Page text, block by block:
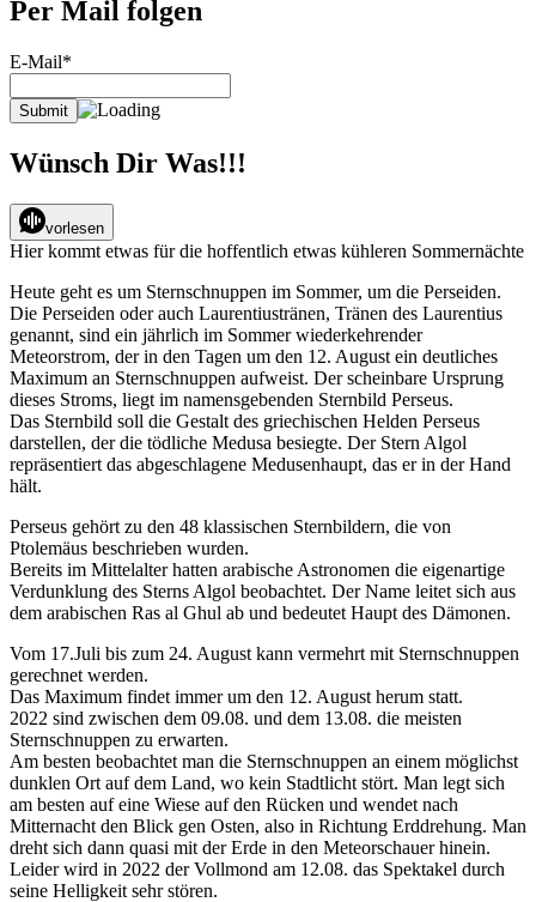
Per Mail folgen
E-Mail*
Wünsch Dir Was!!!
vorlesen
Hier kommt etwas für die hoffentlich etwas kühleren Sommernächte
Heute geht es um Sternschnuppen im Sommer, um die Perseiden.
Die Perseiden oder auch Laurentiustränen, Tränen des Laurentius
genannt, sind ein jährlich im Sommer wiederkehrender
Meteorstrom, der in den Tagen um den 12. August ein deutliches
Maximum an Sternschnuppen aufweist. Der scheinbare Ursprung
dieses Stroms, liegt im namensgebenden Sternbild Perseus.
Das Sternbild soll die Gestalt des griechischen Helden Perseus
darstellen, der die tödliche Medusa besiegte. Der Stern Algol
repräsentiert das abgeschlagene Medusenhaupt, das er in der Hand
hält.
Perseus gehört zu den 48 klassischen Sternbildern, die von
Ptolemäus beschrieben wurden.
Bereits im Mittelalter hatten arabische Astronomen die eigenartige
Verdunklung des Sterns Algol beobachtet. Der Name leitet sich aus
dem arabischen Ras al Ghul ab und bedeutet Haupt des Dämonen.
Vom 17.Juli bis zum 24. August kann vermehrt mit Sternschnuppen
gerechnet werden.
Das Maximum findet immer um den 12. August herum statt.
2022 sind zwischen dem 09.08. und dem 13.08. die meisten
Sternschnuppen zu erwarten.
Am besten beobachtet man die Sternschnuppen an einem möglichst
dunklen Ort auf dem Land, wo kein Stadtlicht stört. Man legt sich
am besten auf eine Wiese auf den Rücken und wendet nach
Mitternacht den Blick gen Osten, also in Richtung Erddrehung. Man
dreht sich dann quasi mit der Erde in den Meteorschauer hinein.
Leider wird in 2022 der Vollmond am 12.08. das Spektakel durch
seine Helligkeit sehr stören.